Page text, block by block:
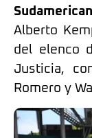
Alberto
del elenco
Justicia,
Romero y